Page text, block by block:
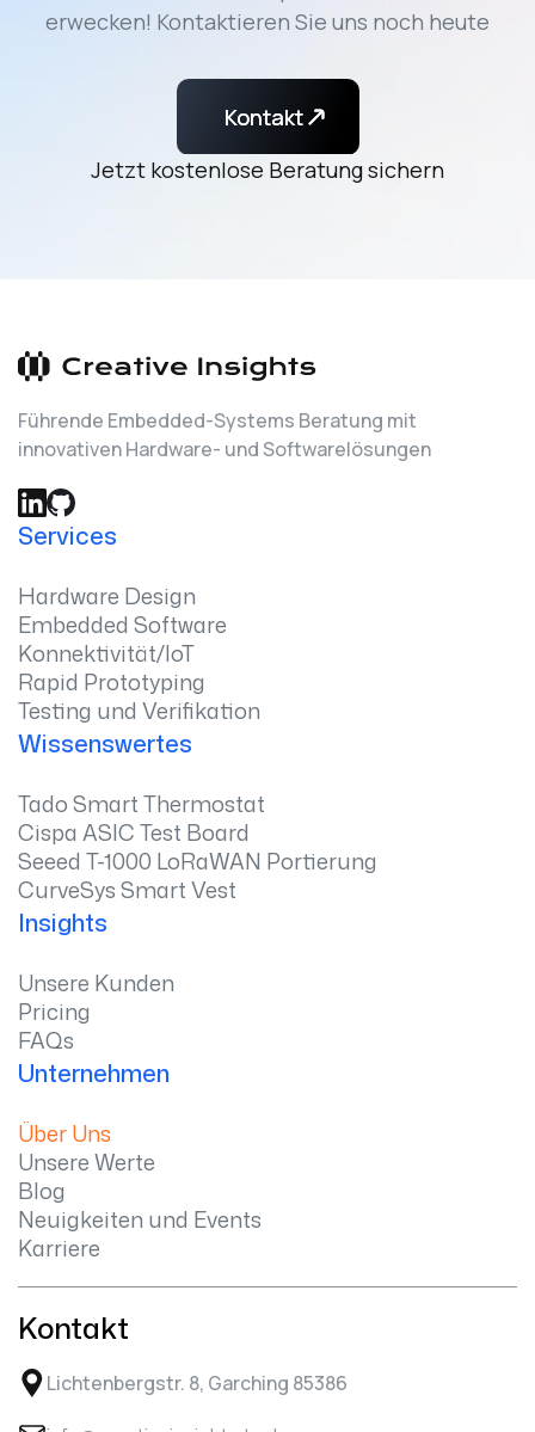
erwecken! Kontaktieren Sie uns noch heute
Kontakt
Kontakt
Jetzt kostenlose Beratung sichern
Führende Embedded-Systems Beratung mit
innovativen Hardware- und Softwarelösungen
Services
Hardware Design
Embedded Software
Konnektivität/IoT
Rapid Prototyping
Testing und Verifikation
Wissenswertes
Tado Smart Thermostat
Cispa ASIC Test Board
Seeed T-1000 LoRaWAN Portierung
CurveSys Smart Vest
Insights
Unsere Kunden
Pricing
FAQs
Unternehmen
Über Uns
Unsere Werte
Blog
Neuigkeiten und Events
Karriere
Kontakt
Lichtenbergstr. 8, Garching 85386